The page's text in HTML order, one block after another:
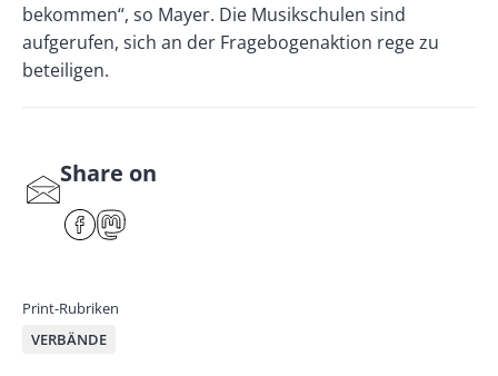
bekommen“, so Mayer. Die Musikschulen sind
aufgerufen, sich an der Fragebogenaktion rege zu
beteiligen.
S
mai
Share on
F
ok on
Print-Rubriken
VERBÄNDE